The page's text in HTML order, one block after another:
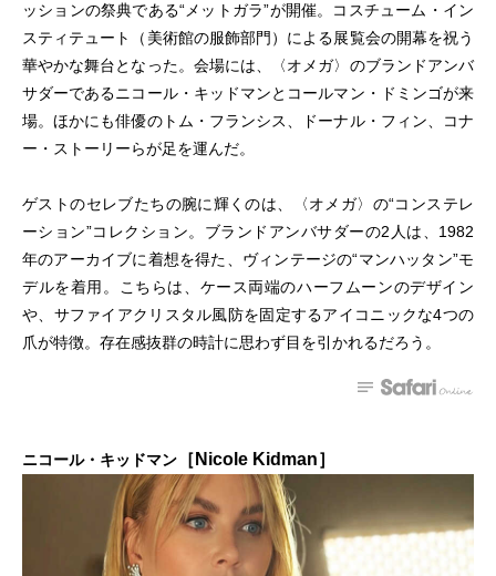
ッションの祭典である“メットガラ”が開催。コスチューム・イン
スティテュート（美術館の服飾部門）による展覧会の開幕を祝う
華やかな舞台となった。会場には、〈オメガ〉のブランドアンバ
サダーであるニコール・キッドマンとコールマン・ドミンゴが来
場。ほかにも俳優のトム・フランシス、ドーナル・フィン、コナ
ー・ストーリーらが足を運んだ。
ゲストのセレブたちの腕に輝くのは、〈オメガ〉の“コンステレ
ーション”コレクション。ブランドアンバサダーの2人は、1982
年のアーカイブに着想を得た、ヴィンテージの“マンハッタン”モ
デルを着用。こちらは、ケース両端のハーフムーンのデザイン
や、サファイアクリスタル風防を固定するアイコニックな4つの
爪が特徴。存在感抜群の時計に思わず目を引かれるだろう。
ニコール・キッドマン ［Nicole Kidman］